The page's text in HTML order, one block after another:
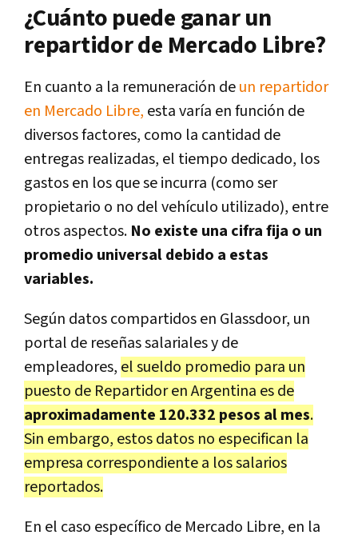
¿Cuánto puede ganar un
repartidor de Mercado Libre?
En cuanto a la remuneración deun repartidor
en Mercado Libre, esta varía en función de
diversos factores, como la cantidad de
entregas realizadas, el tiempo dedicado, los
gastos en los que se incurra (como ser
propietario o no del vehículo utilizado), entre
otros aspectos. No existe una cifra fija o un
promedio universal debido a estas
variables.
Según datos compartidos en Glassdoor, un
portal de reseñas salariales y de
empleadores, el sueldo promedio para un
puesto de Repartidor en Argentina es de
aproximadamente 120.332 pesos al mes.
Sin embargo, estos datos no especifican la
empresa correspondiente a los salarios
reportados.
En el caso específico de Mercado Libre, en la